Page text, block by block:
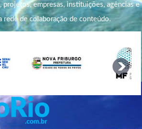
projetos, empresas, instituições, agências e
rede de colaboração de conteúdo.